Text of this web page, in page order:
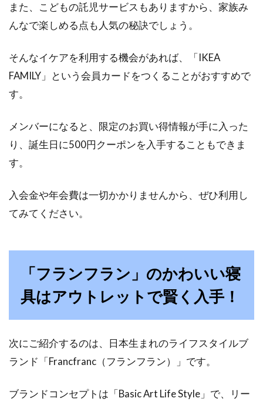
家族が増えても、家族全員仲良く寝たいと思う
ときってありませんか？畳にお布団を敷いて寝
ったりセミダブルで熟睡！
腰痛対策マットレスの「モットン」をご存知で
イアウトが人気？
皆さんは「和モダン」という言葉を聞いた事が
あるでしょうか。最近、和室にベッドを置いて
一人暮らしの車、維持費用は？車中
また、こどもの託児サービスもありますから、家族み
んなで楽しめる点も人気の秘訣でしょう。
そんなイケアを利用する機会があれば、「IKEA
FAMILY」という会員カードをつくることがおすすめで
す。
メンバーになると、限定のお買い得情報が手に入った
り、誕生日に500円クーポンを入手することもできま
す。
入会金や年会費は一切かかりませんから、ぜひ利用し
てみてください。
「フランフラン」のかわいい寝
具はアウトレットで賢く入手！
次にご紹介するのは、日本生まれのライフスタイルブ
ランド「Francfranc（フランフラン）」です。
ブランドコンセプトは「Basic Art Life Style」で、リー